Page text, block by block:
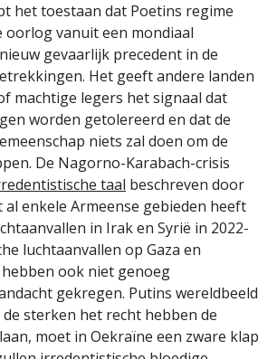
het toestaan dat Poetins regime
oorlog vanuit een mondiaal
gevaarlijk precedent in de
Het geeft andere landen
machtige legers het signaal dat
worden getolereerd en dat de
niets zal doen om de
De Nagorno-Karabach-crisis
taal beschreven door
al enkele Armeense gebieden heeft
in Irak en Syrië in 2022-
luchtaanvallen op Gaza en
ook niet genoeg
gekregen. Putins wereldbeeld
sterken het recht hebben de
moet in Oekraïne een zware klap